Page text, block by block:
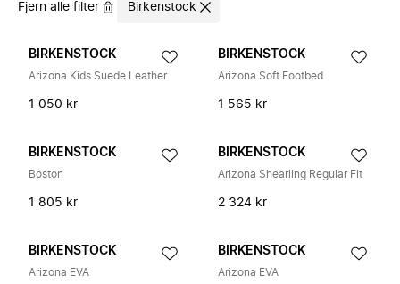
Fjern alle filter Birkenstock
BIRKENSTOCK
Arizona Kids Suede Leather
1 050 kr
BIRKENSTOCK
Arizona Soft Footbed
1 565 kr
BIRKENSTOCK
Boston
1 805 kr
BIRKENSTOCK
Arizona Shearling Regular Fit
2 324 kr
BIRKENSTOCK
Arizona EVA
BIRKENSTOCK
Arizona EVA